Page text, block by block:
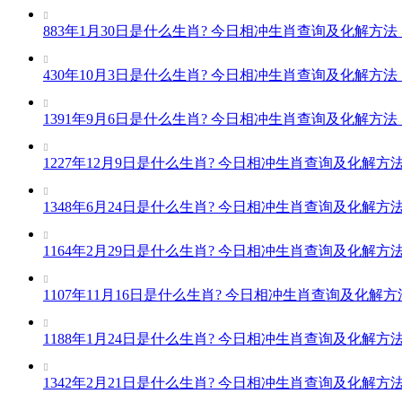

883年1月30日是什么生肖? 今日相冲生肖查询及化解方法

430年10月3日是什么生肖? 今日相冲生肖查询及化解方法

1391年9月6日是什么生肖? 今日相冲生肖查询及化解方法

1227年12月9日是什么生肖? 今日相冲生肖查询及化解方法

1348年6月24日是什么生肖? 今日相冲生肖查询及化解方法

1164年2月29日是什么生肖? 今日相冲生肖查询及化解方法

1107年11月16日是什么生肖? 今日相冲生肖查询及化解方

1188年1月24日是什么生肖? 今日相冲生肖查询及化解方法

1342年2月21日是什么生肖? 今日相冲生肖查询及化解方法